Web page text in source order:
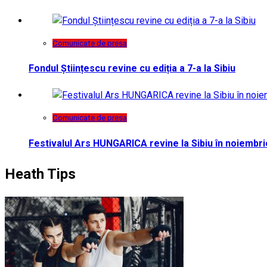
Comunicate de presa
Fondul Științescu revine cu ediția a 7-a la Sibiu
Comunicate de presa
Festivalul Ars HUNGARICA revine la Sibiu în
Heath Tips